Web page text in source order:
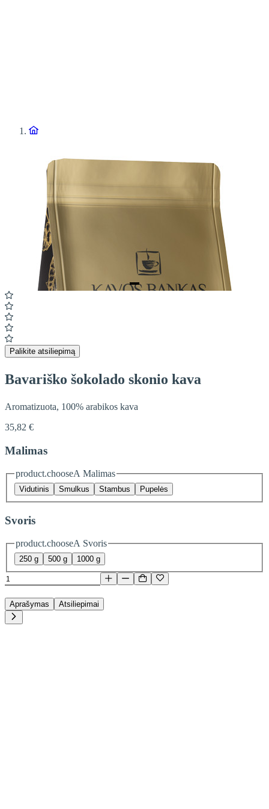
Item
1
of
1
Palikite atsiliepimą
Bavariško šokolado skonio kava
Aromatizuota, 100% arabikos kava
35,82 €
Malimas
product.chooseA Malimas
Vidutinis Smulkus Stambus Pupelės
Svoris
product.chooseA Svoris
250 g 500 g 1000 g
Aprašymas Atsiliepimai